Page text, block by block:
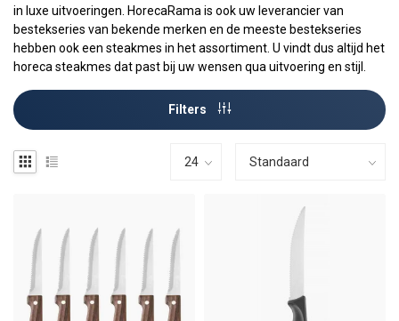
in luxe uitvoeringen. HorecaRama is ook uw leverancier van
bestekseries van bekende merken en de meeste bestekseries
hebben ook een steakmes in het assortiment. U vindt dus altijd het
horeca steakmes dat past bij uw wensen qua uitvoering en stijl.
Filters